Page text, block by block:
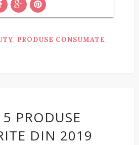
, PRODUSE CONSUMATE,
PRODUSE
DIN 2019